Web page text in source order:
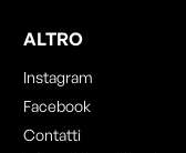
ALTRO
Instagram
Facebook
Contatti